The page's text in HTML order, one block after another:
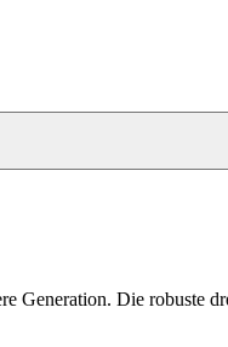
Generation. Die robuste